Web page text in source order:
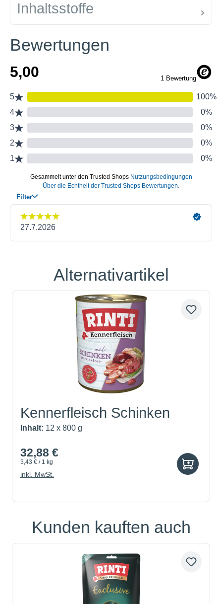
Inhaltsstoffe
Bewertungen
Produktgalerie überspringen
Alternativartikel
Kennerfleisch Schinken
Inhalt: 12 x 800 g
32,88 €
3,43 € / 1 kg
inkl. MwSt.
Produktgalerie überspringen
Kunden kauften auch